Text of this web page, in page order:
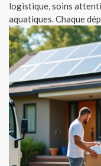
logistique, soins
aquatiques. Chaque